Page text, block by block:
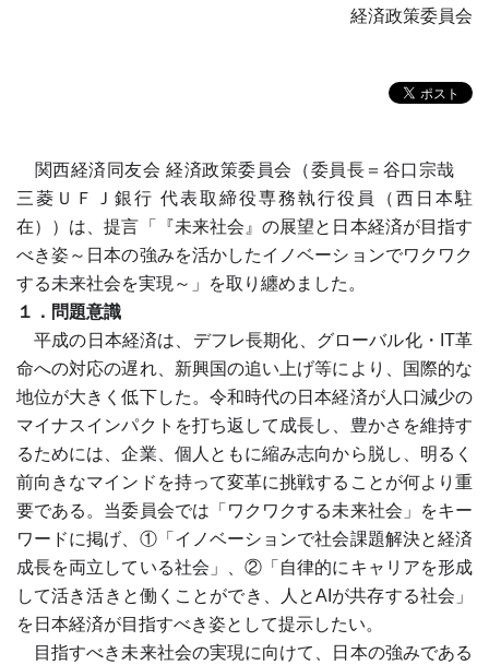
経済政策委員会
関西経済同友会 経済政策委員会（委員長＝谷口宗哉
三菱ＵＦＪ銀行 代表取締役専務執行役員（西日本駐
在））は、提言「『未来社会』の展望と日本経済が目指す
べき姿～日本の強みを活かしたイノベーションでワクワク
する未来社会を実現～」を取り纏めました。
１．問題意識
平成の日本経済は、デフレ長期化、グローバル化・IT革
命への対応の遅れ、新興国の追い上げ等により、国際的な
地位が大きく低下した。令和時代の日本経済が人口減少の
マイナスインパクトを打ち返して成長し、豊かさを維持す
るためには、企業、個人ともに縮み志向から脱し、明るく
前向きなマインドを持って変革に挑戦することが何より重
要である。当委員会では「ワクワクする未来社会」をキー
ワードに掲げ、①「イノベーションで社会課題解決と経済
成長を両立している社会」、②「自律的にキャリアを形成
して活き活きと働くことができ、人とAIが共存する社会」
を日本経済が目指すべき姿として提示したい。
目指すべき未来社会の実現に向けて、日本の強みである